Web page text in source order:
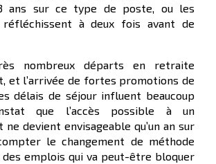
ans sur ce type de poste, ou les
réfléchissent à deux fois avant de
nombreux départs en retraite
et l’arrivée de fortes promotions de
délais de séjour influent beaucoup
que l’accès possible à un
devient envisageable qu’un an sur
le changement de méthode
des emplois qui va peut-être bloquer